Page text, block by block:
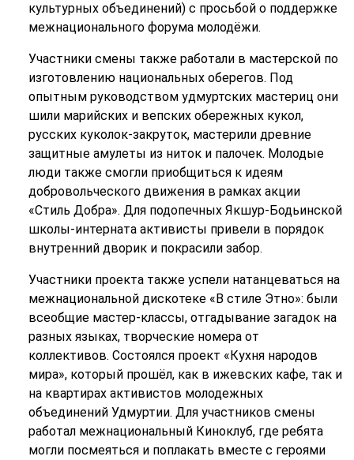
культурных объединений) с просьбой о поддержке
межнационального форума молодёжи.
Участники смены также работали в мастерской по
изготовлению национальных оберегов. Под
опытным руководством удмуртских мастериц они
шили марийских и вепских обережных кукол,
русских куколок-закруток, мастерили древние
защитные амулеты из ниток и палочек. Молодые
люди также смогли приобщиться к идеям
добровольческого движения в рамках акции
«Стиль Добра». Для подопечных Якшур-Бодьинской
школы-интерната активисты привели в порядок
внутренний дворик и покрасили забор.
Участники проекта также успели натанцеваться на
межнациональной дискотеке «В стиле Этно»: были
всеобщие мастер-классы, отгадывание загадок на
разных языках, творческие номера от
коллективов. Состоялся проект «Кухня народов
мира», который прошёл, как в ижевских кафе, так и
на квартирах активистов молодежных
объединений Удмуртии. Для участников смены
работал межнациональный Киноклуб, где ребята
могли посмеяться и поплакать вместе с героями